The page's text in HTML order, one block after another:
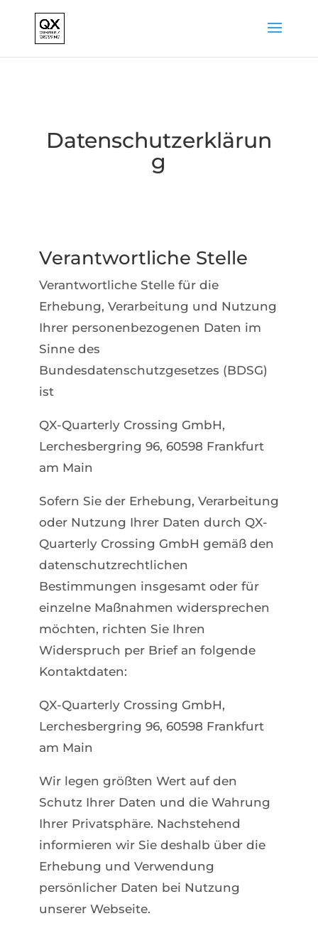
Datenschutzerklärun
g
Verantwortliche Stelle
Verantwortliche Stelle für die
Erhebung, Verarbeitung und Nutzung
Ihrer personenbezogenen Daten im
Sinne des
Bundesdatenschutzgesetzes (BDSG)
ist
QX-Quarterly Crossing GmbH,
Lerchesbergring 96, 60598 Frankfurt
am Main
Sofern Sie der Erhebung, Verarbeitung
oder Nutzung Ihrer Daten durch QX-
Quarterly Crossing GmbH gemäß den
datenschutzrechtlichen
Bestimmungen insgesamt oder für
einzelne Maßnahmen widersprechen
möchten, richten Sie Ihren
Widerspruch per Brief an folgende
Kontaktdaten:
QX-Quarterly Crossing GmbH,
Lerchesbergring 96, 60598 Frankfurt
am Main
Wir legen größten Wert auf den
Schutz Ihrer Daten und die Wahrung
Ihrer Privatsphäre. Nachstehend
informieren wir Sie deshalb über die
Erhebung und Verwendung
persönlicher Daten bei Nutzung
unserer Webseite.